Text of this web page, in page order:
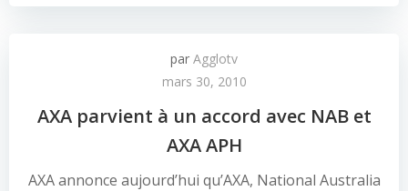
par Agglotv
mars 30, 2010
AXA parvient à un accord avec NAB et
AXA APH
AXA annonce aujourd’hui qu’AXA, National Australia